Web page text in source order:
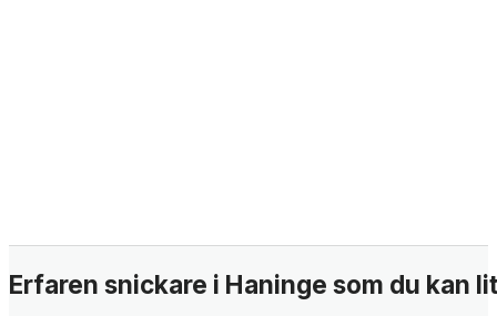
Erfaren snickare i Haninge som du kan